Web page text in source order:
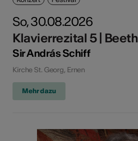
So, 30.08.2026
Klavierrezital 5 |
Sir András Schiff
Kirche St. Georg, Ernen
Mehr dazu